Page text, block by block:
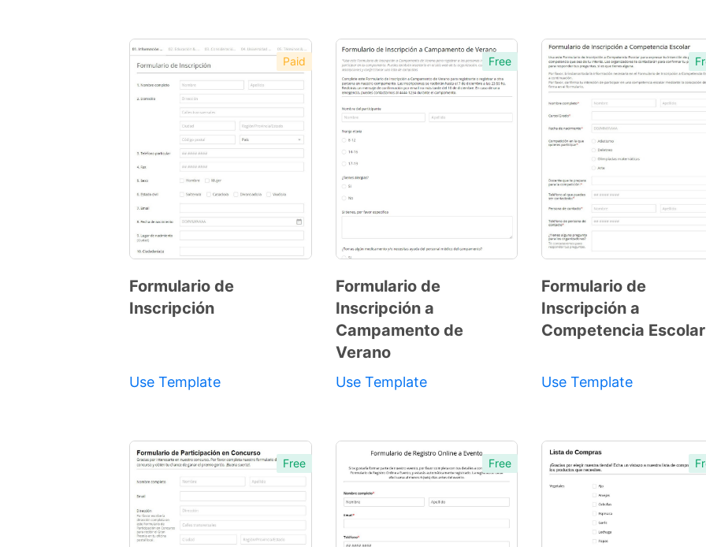
Paid
Preview
Formulario de
Inscripción
Use Template
Free
Preview
Template
Formulario de
Inscripción a
Campamento de
Verano
Use Template
Preview
Template
Formulario de
Inscripción a
Competencia Escolar
Use Template
Free Free